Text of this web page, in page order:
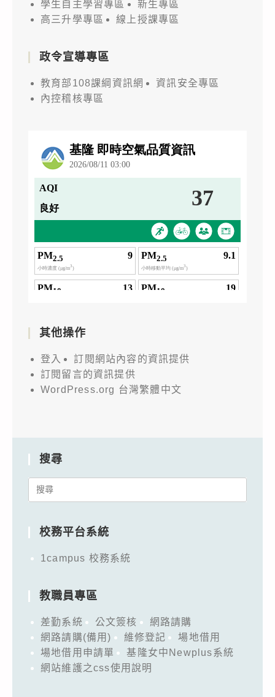
學生自主學習專區
新生專區
高三升學專區
線上授課專區
政令宣導專區
教育部108課綱資訊網
資訊安全專區
內控稽核專區
其他操作
登入
訂閱網站內容的資訊提供
訂閱留言的資訊提供
WordPress.org 台灣繁體中文
搜尋
Search
校務平台系統
1campus 校務系統
教職員專區
差勤系統 公文簽核
網路請購
網路請購(備用)
維修登記
場地借用
場地借用申請單
基隆女中Newplus系統
網站維護之css使用說明